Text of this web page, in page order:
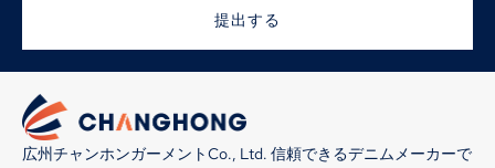
提出する
広州チャンホンガーメントCo., Ltd. 信頼できるデニムメーカーで